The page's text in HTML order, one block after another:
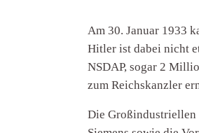
Am 30. Januar 1933
Hitler ist dabei nicht
NSDAP, sogar 2
zum Reichskanzler
Die Großindustriellen